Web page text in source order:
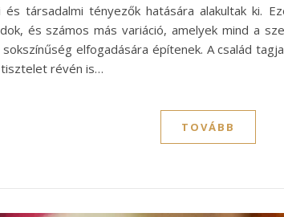
és társadalmi tényezők hatására alakultak ki.
és számos más variáció, amelyek mind a
elfogadására építenek. A család
tisztelet révén is…
TOVÁBB